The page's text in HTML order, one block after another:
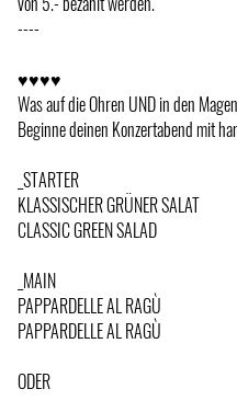
----
♥♥♥♥
Was auf die Ohren UND in den
Beginne deinen Konzertabend mit
_STARTER
KLASSISCHER GRÜNER SALAT
CLASSIC GREEN SALAD
_MAIN
PAPPARDELLE AL RAGÙ
PAPPARDELLE AL RAGÙ
ODER